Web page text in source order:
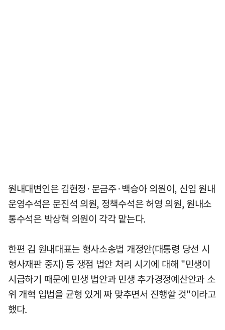
원내대변인은 김현정·문금주·백승아 의원이, 신임 원내
운영수석은 문진석 의원, 정책수석은 허영 의원, 원내소
통수석은 박상혁 의원이 각각 맡는다.
한편 김 원내대표는 형사소송법 개정안(대통령 당선 시
형사재판 중지) 등 쟁점 법안 처리 시기에 대해 "민생이
시급하기 때문에 민생 법안과 민생 추가경정예산안과 소
위 개혁 입법을 균형 있게 짜 맞추면서 진행할 것"이라고
했다.